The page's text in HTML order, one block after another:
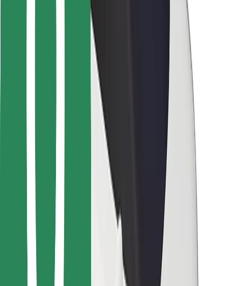
რესტორნებისთვის
Bolt for Business
მომწოდებლები
წესები და პირობები
მიიღე მომსახურება რამდენიმე წუთში!
გადმოწერე Bolt
იპოვე შენი საყვარელი კერძები!
გადმოწერე Bolt Food